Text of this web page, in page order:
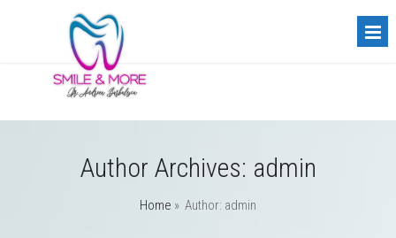
Author Archives: admin
Home » Author: admin